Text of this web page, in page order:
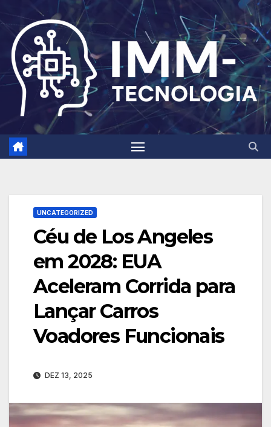
to
content
UNCATEGORIZED
Céu de Los Angeles
em 2028: EUA
Aceleram Corrida para
Lançar Carros
Voadores Funcionais
DEZ 13, 2025